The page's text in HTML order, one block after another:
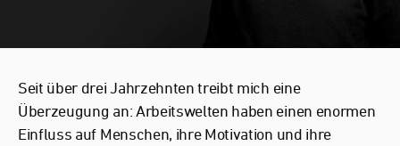
Seit über drei Jahrzehnten treibt mich eine
Überzeugung an: Arbeitswelten haben einen enormen
Einfluss auf Menschen, ihre Motivation und ihre